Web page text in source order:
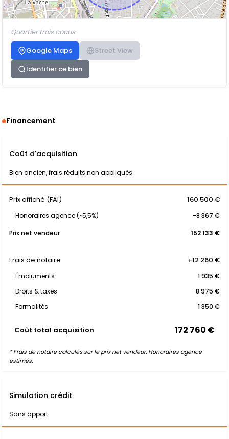
Quartier trois cocus
Google Maps
Street View
Identifier ce bien
Financement
Coût d'acquisition
Bien ancien, frais réduits non appliqués
Prix affiché (FAI) 160 500 €
Honoraires agence (~5,5%)
-8 367 €
Prix net vendeur
152 133 €
Frais de notaire +12 260 €
Émoluments
1 935 €
Droits & taxes
8 975 €
Formalités
1 350 €
Coût total acquisition 172 760 €
* Frais de notaire calculés sur le prix net vendeur. Honoraires agence
estimés.
Simulation crédit
Sans apport